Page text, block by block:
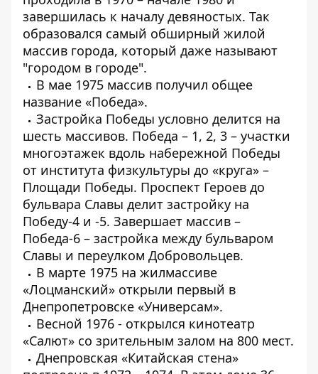
завершилась к началу девяностых. Так
образовался самый обширный жилой
массив города, который даже называют
"городом в городе".
В мае 1975 массив получил общее
название «Победа».
Застройка Победы условно делится на
шесть массивов. Победа – 1, 2, 3 – участки
многоэтажек вдоль набережной Победы
от института физкультуры до «круга» –
Площади Победы. Проспект Героев до
бульвара Славы делит застройку на
Победу-4 и -5. Завершает массив –
Победа-6 – застройка между бульваром
Славы и переулком Добровольцев.
В марте 1975 на жилмассиве
«Лоцманский» открыли первый в
Днепропетровске «Универсам».
Весной 1976 - открылся кинотеатр
«Салют» со зрительным залом на 800 мест.
Днепровская «Китайская стена»